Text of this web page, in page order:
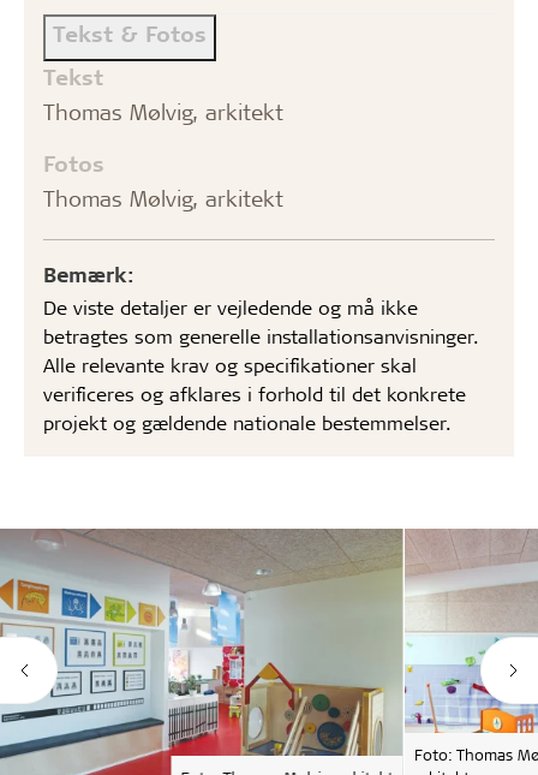
Tekst & Fotos
Tekst
Thomas Mølvig, arkitekt
Fotos
Thomas Mølvig, arkitekt
Bemærk:
De viste detaljer er vejledende og må ikke
betragtes som generelle installationsanvisninger.
Alle relevante krav og specifikationer skal
verificeres og afklares i forhold til det konkrete
projekt og gældende nationale bestemmelser.
Foto: Thomas